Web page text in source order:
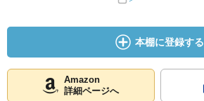
本棚に登録する
Amazon
詳細ページへ